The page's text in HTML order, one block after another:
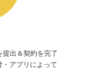
出＆契約を完了
アプリによって